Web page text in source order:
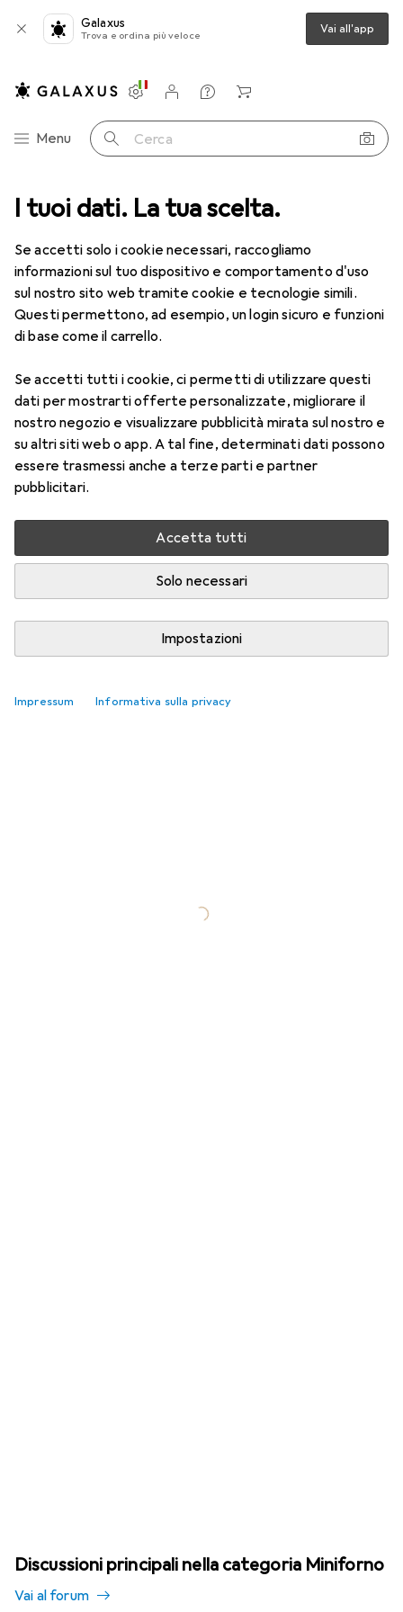
I tuoi dati. La tua scelta.
Se accetti solo i cookie necessari, raccogliamo
informazioni sul tuo dispositivo e comportamento d'uso
sul nostro sito web tramite cookie e tecnologie simili.
Questi permettono, ad esempio, un login sicuro e funzioni
di base come il carrello.
Se accetti tutti i cookie, ci permetti di utilizzare questi
dati per mostrarti offerte personalizzate, migliorare il
nostro negozio e visualizzare pubblicità mirata sul nostro e
su altri siti web o app. A tal fine, determinati dati possono
essere trasmessi anche a terze parti e partner
pubblicitari.
Accetta tutti
Solo necessari
Impostazioni
Impressum Informativa sulla privacy
Galaxus
Trova e ordina più veloce Vai all'app
Categoria Navigazione
Menu Cerca
Impostazioni
Conto cliente
Liste di confronto
Liste dei desideri
Carrello
Impastare + Infornare Dispositivi da forno
Miniforno
Prodotti Forum
Discussioni principali nella categoria Miniforno
Vai al forum